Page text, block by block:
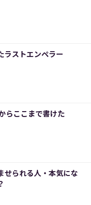
ラストエンペラー
ここまで書けた
せられる人・本気にな